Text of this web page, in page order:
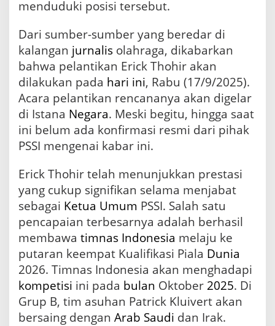
S
?
menduduki posisi tersebut.
Dari sumber-sumber yang beredar di
kalangan jurnalis olahraga, dikabarkan
bahwa pelantikan Erick Thohir akan
dilakukan pada hari ini, Rabu (17/9/2025).
Acara pelantikan rencananya akan digelar
di Istana Negara. Meski begitu, hingga saat
ini belum ada konfirmasi resmi dari pihak
PSSI mengenai kabar ini.
Erick Thohir telah menunjukkan prestasi
yang cukup signifikan selama menjabat
sebagai Ketua Umum PSSI. Salah satu
pencapaian terbesarnya adalah berhasil
membawa timnas Indonesia melaju ke
putaran keempat Kualifikasi Piala Dunia
2026. Timnas Indonesia akan menghadapi
kompetisi ini pada bulan Oktober 2025. Di
Grup B, tim asuhan Patrick Kluivert akan
bersaing dengan Arab Saudi dan Irak.